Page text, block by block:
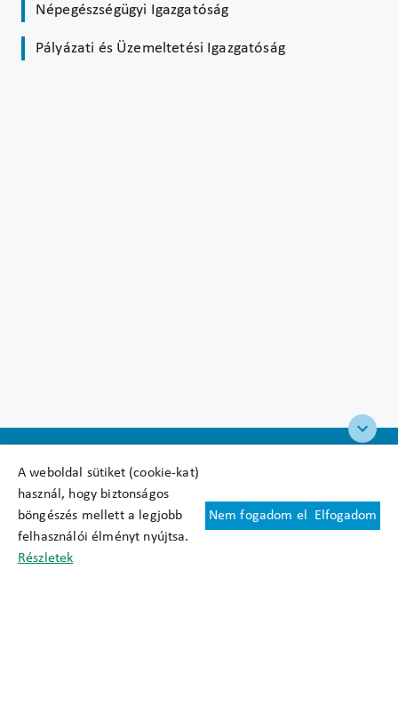
A weboldal sütiket (cookie-kat)
használ, hogy biztonságos
böngészés mellett a legjobb
felhasználói élményt nyújtsa.
Részletek
Nem fogadom el Elfogadom
Népegészségügyi Igazgatóság
Pályázati és Üzemeltetési Igazgatóság
Felhasználási feltételek